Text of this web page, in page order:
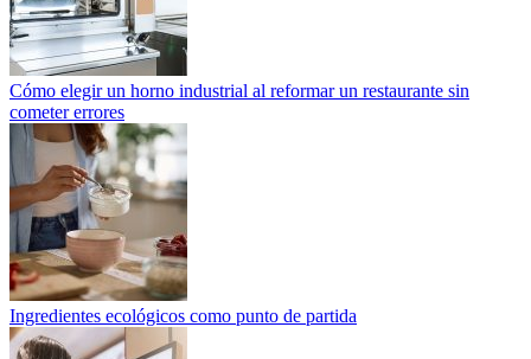
Cómo elegir un horno industrial al reformar un restaurante sin
cometer errores
Ingredientes ecológicos como punto de partida